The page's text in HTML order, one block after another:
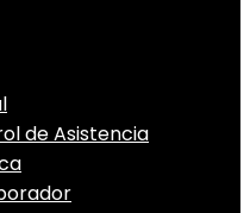
de Asistencia